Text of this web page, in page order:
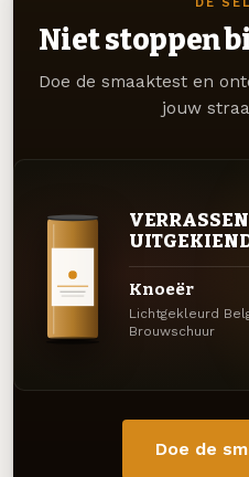
Niet stoppen
Doe de smaaktest en
jouw
Knoeër
Lichtgekleurd
Brouwschuur
Doe de